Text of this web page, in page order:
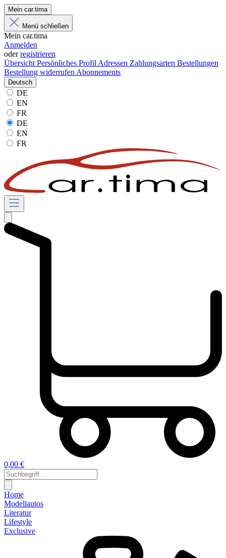
Mein car.tima
Menü schließen
Mein car.tima
Anmelden
oderregistrieren
Übersicht Persönliches Profil Adressen Zahlungsarten Bestellungen
Bestellung widerrufen Abonnements
Deutsch
DE
EN
FR
DE
EN
FR
0,00 €
Home
Modellautos
Literatur
Lifestyle
Exclusive